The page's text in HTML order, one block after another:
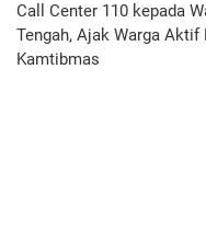
Call Center 110 kepada
Tengah, Ajak Warga Aktif
Kamtibmas